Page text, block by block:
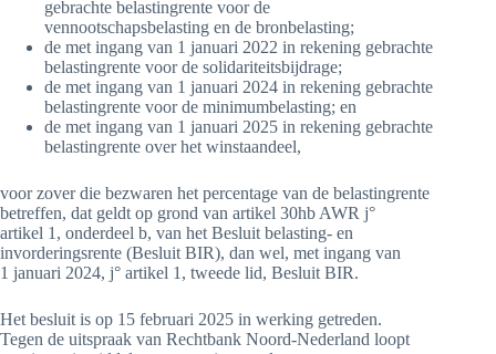
gebrachte belastingrente voor de
vennootschapsbelasting en de bronbelasting;
de met ingang van 1 januari 2022 in rekening gebrachte
belastingrente voor de solidariteitsbijdrage;
de met ingang van 1 januari 2024 in rekening gebrachte
belastingrente voor de minimumbelasting; en
de met ingang van 1 januari 2025 in rekening gebrachte
belastingrente over het winstaandeel,
voor zover die bezwaren het percentage van de belastingrente
betreffen, dat geldt op grond van artikel 30hb AWR j°
artikel 1, onderdeel b, van het Besluit belasting- en
invorderingsrente (Besluit BIR), dan wel, met ingang van
1 januari 2024, j° artikel 1, tweede lid, Besluit BIR.
Het besluit is op 15 februari 2025 in werking getreden.
Tegen de uitspraak van Rechtbank Noord-Nederland loopt